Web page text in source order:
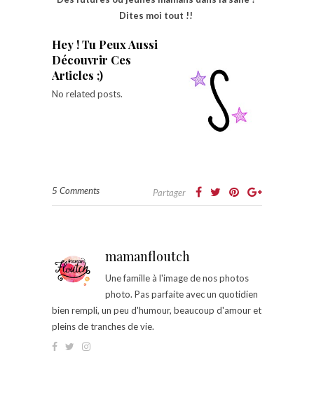
Dites moi tout !!
Hey ! Tu Peux Aussi
Découvrir Ces
Articles ;)
No related posts.
5 Comments Partager
mamanfloutch
Une famille à l'image de nos photos
photo. Pas parfaite avec un quotidien
bien rempli, un peu d'humour, beaucoup d'amour et
pleins de tranches de vie.